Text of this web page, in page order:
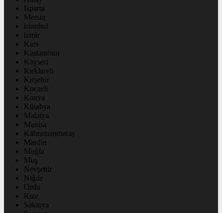
Isparta
Mersin
istanbul
izmir
Kars
Kastamonu
Kayseri
Kırklareli
Kırşehir
Kocaeli
Konya
Kütahya
Malatya
Manisa
Kahramanmaraş
Mardin
Muğla
Muş
Nevşehir
Niğde
Ordu
Rize
Sakarya